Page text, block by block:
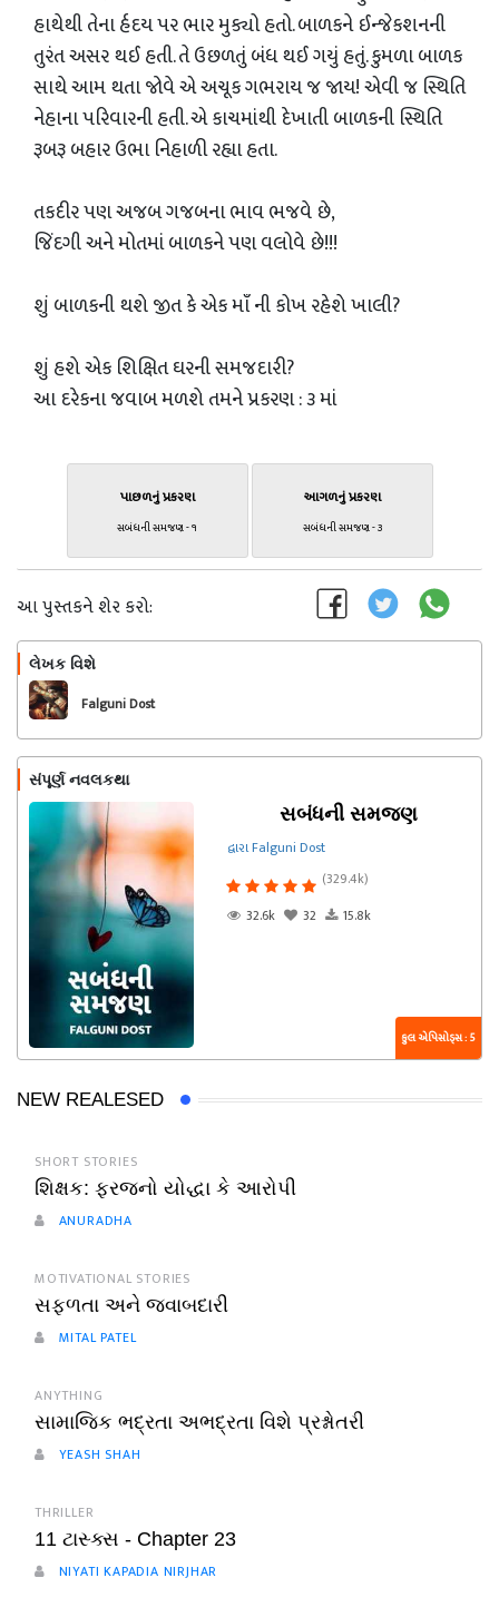
હાથેથી તેના ર્હદય પર ભાર મુક્યો હતો. બાળકને ઈન્જેકશનની
તુરંત અસર થઈ હતી. તે ઉછળતું બંધ થઈ ગયું હતું. કુમળા બાળક
સાથે આમ થતા જોવે એ અચૂક ગભરાય જ જાય! એવી જ સ્થિતિ
નેહાના પરિવારની હતી. એ કાચમાંથી દેખાતી બાળકની સ્થિતિ
રૂબરૂ બહાર ઉભા નિહાળી રહ્યા હતા.
તકદીર પણ અજબ ગજબના ભાવ ભજવે છે,
જિંદગી અને મોતમાં બાળકને પણ વલોવે છે!!!
શું બાળકની થશે જીત કે એક માઁ ની કોખ રહેશે ખાલી?
શું હશે એક શિક્ષિત ઘરની સમજદારી?
આ દરેકના જવાબ મળશે તમને પ્રકરણ : ૩ માં
પાછળનું પ્રકરણ
સબંધની સમજણ - ૧
આગળનું પ્રકરણ
સબંધની સમજણ - ૩
આ પુસ્તકને શેર કરો:
લેખક વિશે
Falguni Dost
સંપૂર્ણ નવલકથા
સબંધની સમજણ
દ્વારા Falguni Dost
(329.4k)
32.6k
32 15.8k
કુલ એપિસોડ્સ : 5
NEW REALESED
SHORT STORIES
શિક્ષક: ફરજનો યોદ્ધા કે આરોપી
ANURADHA
MOTIVATIONAL STORIES
સફળતા અને જવાબદારી
MITAL PATEL
ANYTHING
સામાજિક ભદ્રતા અભદ્રતા વિશે પ્રશ્નોતરી
YEASH SHAH
THRILLER
11 ટાસ્ક્સ - Chapter 23
NIYATI KAPADIA NIRJHAR